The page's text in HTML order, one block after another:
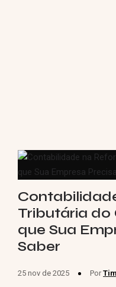
Tributária do
que Sua
Saber
25 nov de 2025 Por